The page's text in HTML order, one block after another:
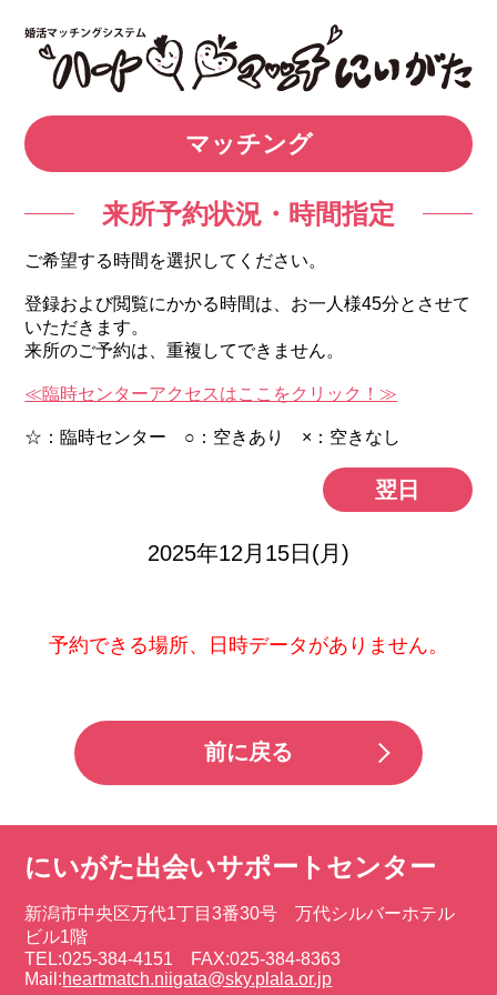
マッチング
来所予約状況・時間指定
ご希望する時間を選択してください。
登録および閲覧にかかる時間は、お一人様45分とさせて
いただきます。
来所のご予約は、重複してできません。
≪臨時センターアクセスはここをクリック！≫
☆：臨時センター ○：空きあり ×：空きなし
翌日
2025年12月15日(月)
予約できる場所、日時データがありません。
前に戻る
にいがた出会いサポートセンター
新潟市中央区万代1丁目3番30号 万代シルバーホテル
ビル1階
TEL:025-384-4151 FAX:025-384-8363
Mail:heartmatch.niigata@sky.plala.or.jp